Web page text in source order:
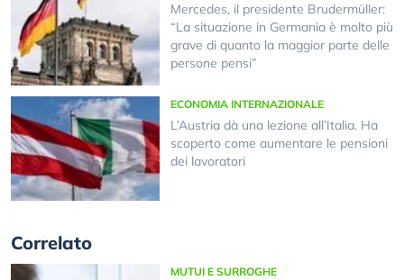
Mercedes, il presidente Brudermüller:
“La situazione in Germania è molto più
grave di quanto la maggior parte delle
persone pensi”
ECONOMIA INTERNAZIONALE
L’Austria dà una lezione all’Italia. Ha
scoperto come aumentare le pensioni
dei lavoratori
Correlato
MUTUI E SURROGHE